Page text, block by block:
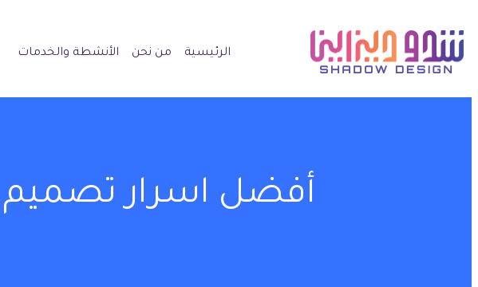
الرئيسية من نحن الأنشطة والخدمات
أفضل اسرار تصميم